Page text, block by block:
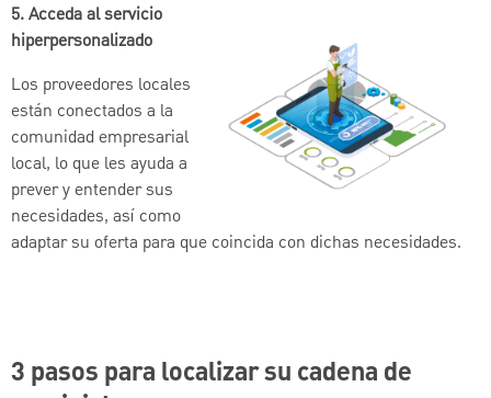
5. Acceda al servicio
hiperpersonalizado
Los proveedores locales
están conectados a la
comunidad empresarial
local, lo que les ayuda a
prever y entender sus
necesidades, así como
adaptar su oferta para que coincida con dichas necesidades.
3 pasos para localizar su cadena de